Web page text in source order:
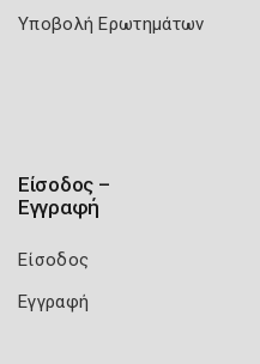
Υποβολή Ερωτημάτων
Είσοδος –
Εγγραφή
Είσοδος
Εγγραφή